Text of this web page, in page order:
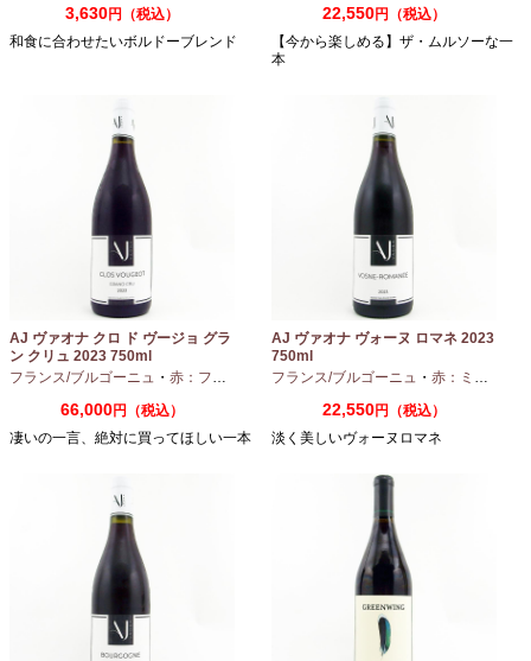
3,630円（税込）
和食に合わせたいボルドーブレンド
22,550円（税込）
【今から楽しめる】ザ・ムルソーな一
本
AJ ヴァオナ クロ ド ヴージョ グラ
ン クリュ 2023 750ml
フランス/ブルゴーニュ ・ 赤：フルボディ ・ピノノワール
66,000円（税込）
凄いの一言、絶対に買ってほしい一本
AJ ヴァオナ ヴォーヌ ロマネ 2023
750ml
フランス/ブルゴーニュ ・ 赤：ミディアムボディ
22,550円（税込）
淡く美しいヴォーヌロマネ